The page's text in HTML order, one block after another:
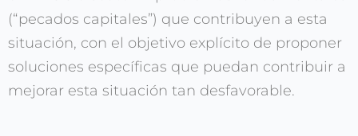
(“pecados capitales”) que contribuyen a esta
situación, con el objetivo explícito de proponer
soluciones específicas que puedan contribuir a
mejorar esta situación tan desfavorable.